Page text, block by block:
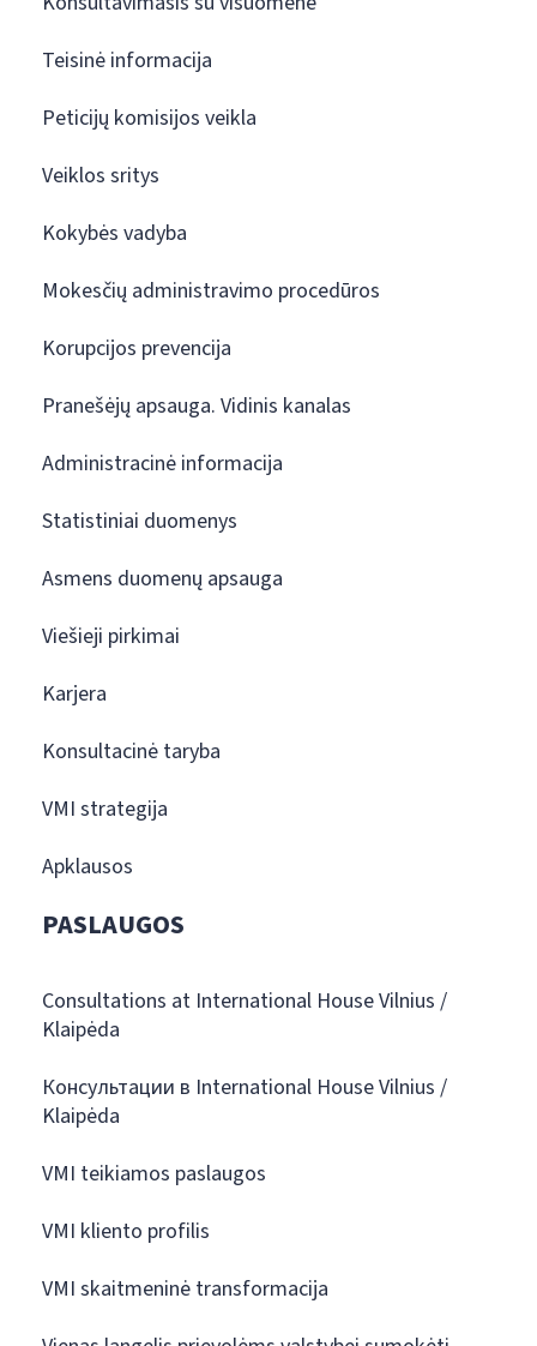
Teisinė informacija
Peticijų komisijos veikla
Veiklos sritys
Kokybės vadyba
Mokesčių administravimo procedūros
Korupcijos prevencija
Pranešėjų apsauga. Vidinis kanalas
Administracinė informacija
Statistiniai duomenys
Asmens duomenų apsauga
Viešieji pirkimai
Karjera
Konsultacinė taryba
VMI strategija
Apklausos
PASLAUGOS
Consultations at International House Vilnius /
Klaipėda
Консультации в International House Vilnius /
Klaipėda
VMI teikiamos paslaugos
VMI kliento profilis
VMI skaitmeninė transformacija